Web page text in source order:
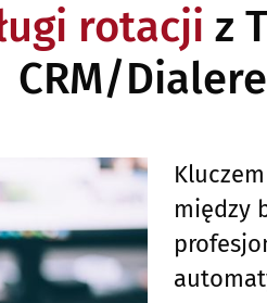
rotacji z
CRM/
między